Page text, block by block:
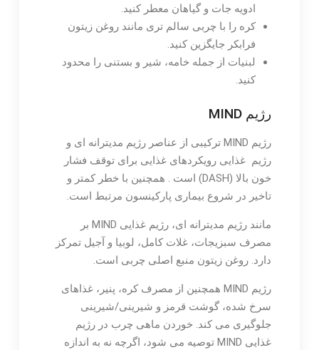
ادویه جات و گیاهان معطر کنید.
کره را با چربی سالم تری مانند روغن زیتون
فرابکر جایگزین کنید.
لبنیات از جمله خامه، شیر و بستنی را محدود
کنید.
رژیم MIND
رژیم MIND ترکیبی از عناصر رژیم مدیترانه ای و
رژیم غذایی رویکردهای غذایی برای توقف فشار
خون بالا (DASH) است . همچنین با خطر کمتر و
تاخیر در شروع بیماری پارکینسون مرتبط است.
مانند رژیم مدیترانه ای، رژیم غذایی MIND بر
مصرف سبزیجات، غلات کامل، لوبیا و آجیل تمرکز
دارد. روغن زیتون منبع اصلی چربی است.
رژیم MIND همچنین از مصرف کره، پنیر، غذاهای
سرخ شده، گوشت قرمز و شیرینی/شیرینی
جلوگیری می کند. خوردن ماهی چرب در رژیم
غذایی MIND توصیه می شود، اگرچه نه به اندازه